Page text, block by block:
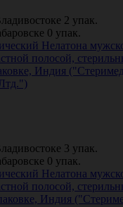
2 упак.
0 упак.
Нелатона
полосой,
Индия
3 упак.
0 упак.
Нелатона
полосой,
Индия